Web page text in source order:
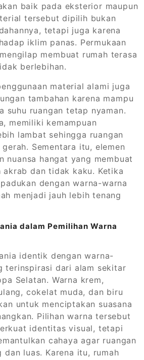
baik pada eksterior maupun
tersebut dipilih bukan
tetapi juga karena
iklim panas. Permukaan
membuat rumah terasa
berlebihan.
material alami juga
tambahan karena mampu
suhu ruangan tetap nyaman.
memiliki kemampuan
lambat sehingga ruangan
Sementara itu, elemen
nuansa hangat yang membuat
akrab dan tidak kaku. Ketika
dengan warna-warna
menjadi jauh lebih tenang
dalam Pemilihan Warna
identik dengan warna-
terinspirasi dari alam sekitar
Selatan. Warna krem,
cokelat muda, dan biru
untuk menciptakan suasana
Pilihan warna tersebut
identitas visual, tetapi
cahaya agar ruangan
luas. Karena itu, rumah